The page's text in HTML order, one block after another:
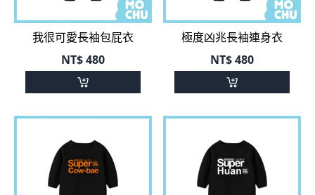
我很可愛長袖包屁衣
NT$480
極度凶兆長袖連身衣
NT$480